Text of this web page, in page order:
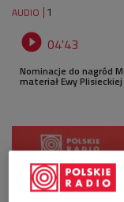
AUDIO 1
 04'43
Nominacje do nagród
materiał Ewy